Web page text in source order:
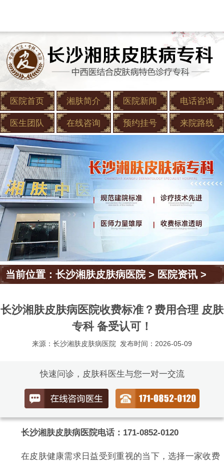
医院首页 湘肤简介 医院新闻 电话咨询
医生团队 在线咨询 预约挂号 来院路线
当前位置：长沙湘肤皮肤病医院> 医院资讯 >
长沙湘肤皮肤病医院收费标准？费用合理 皮肤
专科 备受认可！
来源：长沙湘肤皮肤病医院 发布时间：2026-05-09
快速问诊，皮肤科医生与您一对一交流
长沙湘肤皮肤病医院电话：171-0852-0120
在皮肤健康需求日益受到重视的当下，选择一家收费